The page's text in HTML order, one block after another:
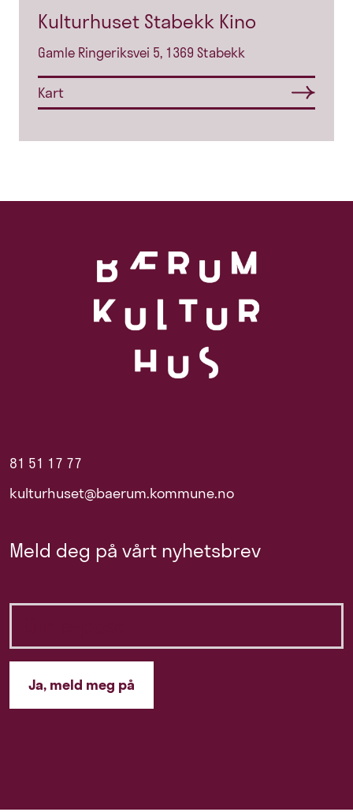
Kulturhuset Stabekk Kino
Gamle Ringeriksvei 5, 1369 Stabekk
Kart
81 51 17 77
kulturhuset@baerum.kommune.no
Meld deg på vårt nyhetsbrev